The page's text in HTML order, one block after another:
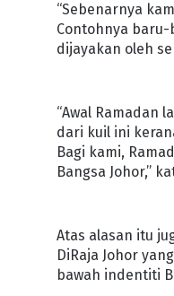
“Sebenarnya
Contohnya baru-
dijayakan oleh
“Awal Ramadan
dari kuil ini
Bagi kami,
Bangsa Johor,”
Atas alasan itu
DiRaja Johor
bawah indentiti